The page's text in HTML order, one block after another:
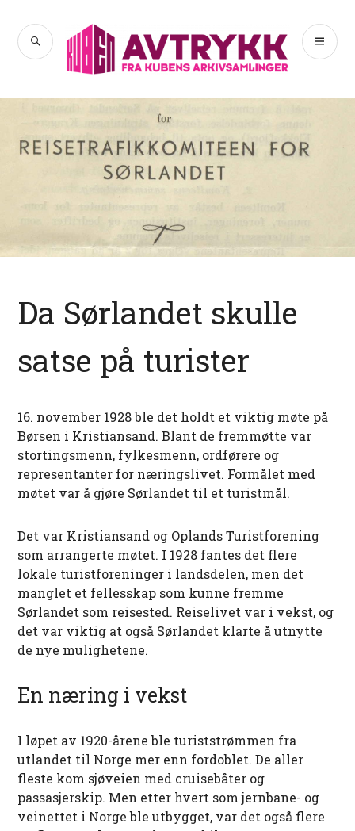
innhold
Avtrykk
SØK
Da Sørlandet skulle
satse på turister
16. november 1928 ble det holdt et viktig møte på
Børsen i Kristiansand. Blant de fremmøtte var
stortingsmenn, fylkesmenn, ordførere og
representanter for næringslivet. Formålet med
møtet var å gjøre Sørlandet til et turistmål.
Det var Kristiansand og Oplands Turistforening
som arrangerte møtet. I 1928 fantes det flere
lokale turistforeninger i landsdelen, men det
manglet et fellesskap som kunne fremme
Sørlandet som reisested. Reiselivet var i vekst, og
det var viktig at også Sørlandet klarte å utnytte
de nye mulighetene.
En næring i vekst
I løpet av 1920-årene ble turiststrømmen fra
utlandet til Norge mer enn fordoblet. De aller
fleste kom sjøveien med cruisebåter og
passasjerskip. Men etter hvert som jernbane- og
veinettet i Norge ble utbygget, var det også flere